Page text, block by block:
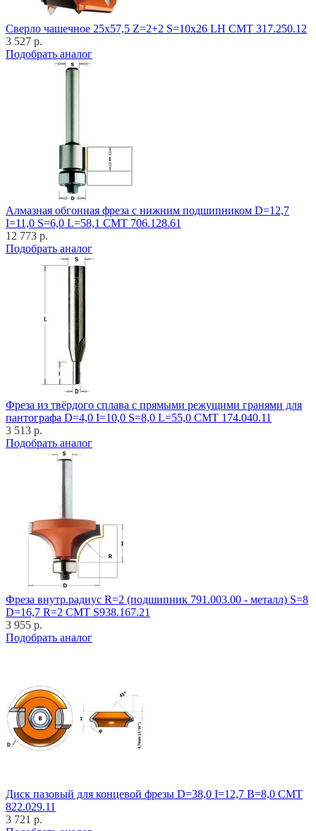
Cверло чашечное 25x57,5 Z=2+2 S=10x26 LH CMT 317.250.12
3 527 р.
Подобрать аналог
Алмазная обгонная фреза с нижним подшипником D=12,7
I=11,0 S=6,0 L=58,1 CMT 706.128.61
12 773 р.
Подобрать аналог
Фреза из твёрдого сплава с прямыми режущими гранями для
пантографа D=4,0 I=10,0 S=8,0 L=55,0 CMT 174.040.11
3 513 р.
Подобрать аналог
Фреза внутр.радиус R=2 (подшипник 791.003.00 - металл) S=8
D=16,7 R=2 CMT S938.167.21
3 955 р.
Подобрать аналог
Диск пазовый для концевой фрезы D=38,0 I=12,7 B=8,0 CMT
822.029.11
3 721 р.